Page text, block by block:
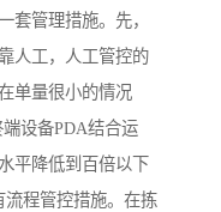
套管理措施。先，
人工，人工管控的
单量很小的情况
端设备PDA结合运
平降低到百倍以下
程管控措施。在拣